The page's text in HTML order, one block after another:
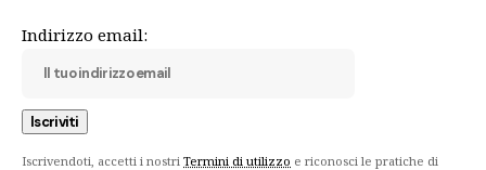
Indirizzo email:
Iscrivendoti, accetti i nostri Termini di utilizzo e riconosci le pratiche di